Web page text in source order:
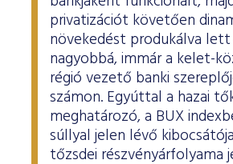
privatizációt követően
növekedést produkálva
nagyobbá, immár a kelet-
régió vezető banki
számon. Egyúttal a hazai
meghatározó, a BUX
súllyal jelen lévő
tőzsdei részvényárfolyama